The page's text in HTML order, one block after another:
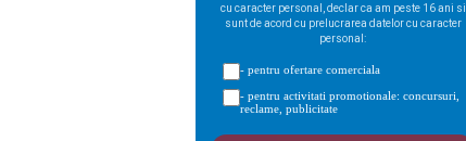
cu caracter personal, declar ca am peste 16 ani si
sunt de acord cu prelucrarea datelor cu caracter
personal:
- pentru ofertare comerciala
- pentru activitati promotionale: concursuri,
reclame, publicitate